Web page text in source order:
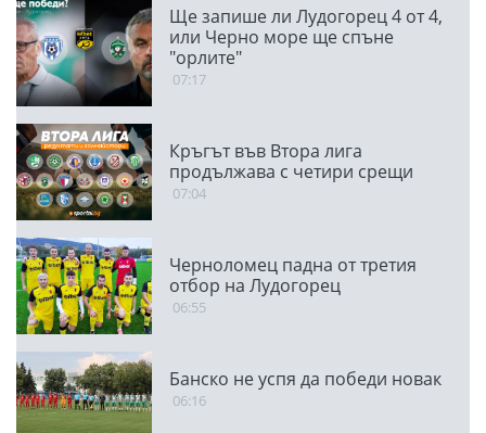
Ще запише ли Лудогорец 4 от 4,
или Черно море ще спъне
"орлите"
07:17
Кръгът във Втора лига
продължава с четири срещи
07:04
Черноломец падна от третия
отбор на Лудогорец
06:55
Банско не успя да победи новак
06:16